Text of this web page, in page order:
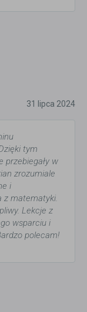
31 lipca 2024
tym
przebiegały w
zrozumiale
i
z matematyki.
Lekcje z
wsparciu i
polecam!